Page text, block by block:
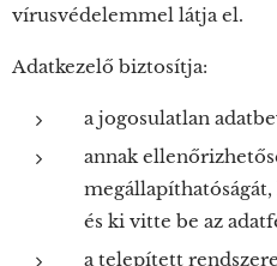
vírusvédelemmel látja el.
Adatkezelő biztosítja:
a jogosulatlan
annak
és ki vitte be az
a telepített